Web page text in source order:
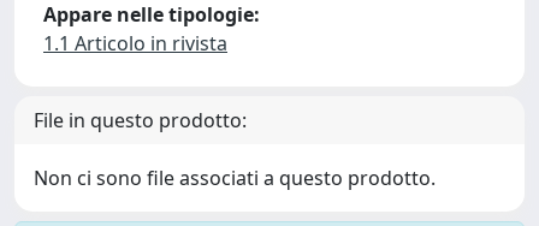
Appare nelle tipologie:
1.1 Articolo in rivista
File in questo prodotto:
Non ci sono file associati a questo prodotto.